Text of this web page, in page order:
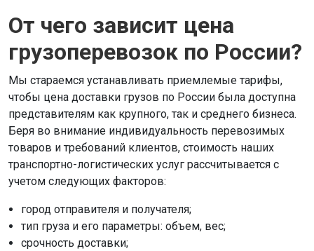
От чего зависит цена
грузоперевозок по России?
Мы стараемся устанавливать приемлемые тарифы,
чтобы цена доставки грузов по России была доступна
представителям как крупного, так и среднего бизнеса.
Беря во внимание индивидуальность перевозимых
товаров и требований клиентов, стоимость наших
транспортно-логистических услуг рассчитывается с
учетом следующих факторов:
город отправителя и получателя;
тип груза и его параметры: объем, вес;
срочность доставки;